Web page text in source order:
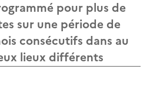
pour plus de
sur une période de
consécutifs dans au
lieux différents